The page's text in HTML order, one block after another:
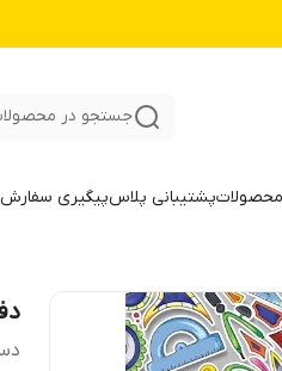
جستجو در
پشتیبانی پلاسپیگیری سفارش